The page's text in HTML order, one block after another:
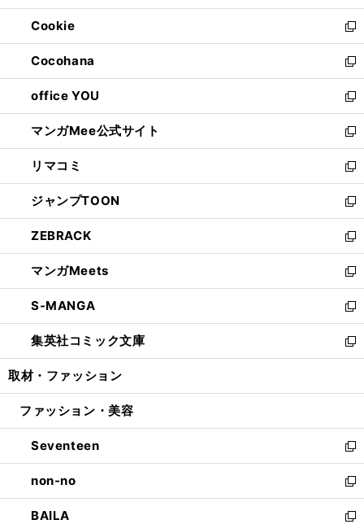
開
く
ウ
で
開
く
ン
ド
ウ
で
開
く
ウ
ィ
ン
ド
ウ
で
開
く
Cookie
新
し
い
ウ
ィ
ン
ド
ウ
で
開
く
Cocohana
新
し
い
ウ
ィ
ン
ド
ウ
で
開
く
office YOU
新
し
い
ウ
ィ
ン
ド
ウ
で
開
く
マンガMee公式サイト
新
し
い
ウ
ィ
ン
ド
ウ
で
開
く
リマコミ
新
し
い
ウ
ィ
ン
ド
ウ
で
開
く
ジャンプTOON
新
し
い
ウ
ィ
ン
ド
ウ
で
開
ZEBRACK
新
し
い
ウ
ィ
ン
ド
ウ
開
マンガMeets
新
し
い
ウ
ィ
ン
ウ
開
く
S-MANGA
新
し
い
ウ
ン
ウ
で
開
く
集英社コミック文庫
新
し
ウ
ン
ド
ウ
で
開
く
取材・ファッション
ファッション・美容
Seventeen
新
し
い
ウ
ィ
non-no
新
し
い
BAILA
新